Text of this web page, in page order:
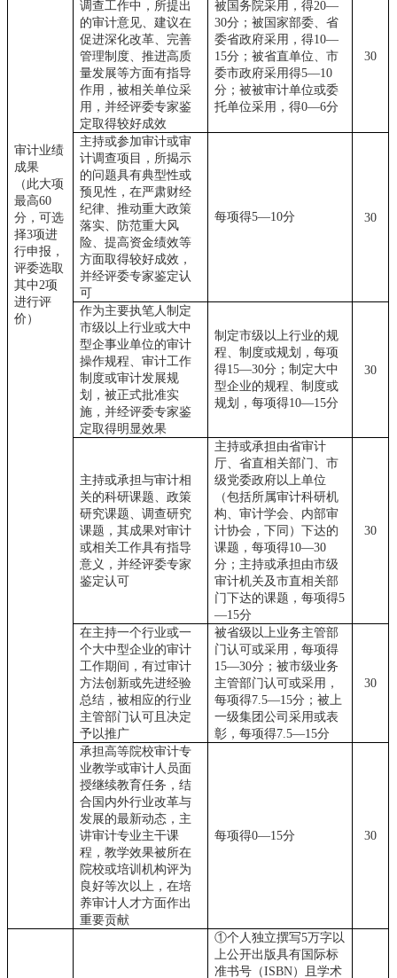
审计业绩
成果
（此大项
最高60
分，可选
择3项进
行申报，
评委选取
其中2项
进行评
价）
调查工作中，所提出
的审计意见、建议在
促进深化改革、完善
管理制度、推进高质
量发展等方面有指导
作用，被相关单位采
用，并经评委专家鉴
定取得较好成效
被国务院采用，得20—
30分；被国家部委、省
委省政府采用，得10—
15分；被省直单位、市
委市政府采用得5—10
分；被被审计单位或委
托单位采用，得0—6分
30
主持或参加审计或审
计调查项目，所揭示
的问题具有典型性或
预见性，在严肃财经
纪律、推动重大政策
落实、防范重大风
险、提高资金绩效等
方面取得较好成效，
并经评委专家鉴定认
可
每项得5—10分 30
作为主要执笔人制定
市级以上行业或大中
型企事业单位的审计
操作规程、审计工作
制度或审计发展规
划，被正式批准实
施，并经评委专家鉴
定取得明显效果
制定市级以上行业的规
程、制度或规划，每项
得15—30分；制定大中
型企业的规程、制度或
规划，每项得10—15分
30
主持或承担与审计相
关的科研课题、政策
研究课题、调查研究
课题，其成果对审计
或相关工作具有指导
意义，并经评委专家
鉴定认可
主持或承担由省审计
厅、省直相关部门、市
级党委政府以上单位
（包括所属审计科研机
构、审计学会、内部审
计协会，下同）下达的
课题，每项得10—30
分；主持或承担由市级
审计机关及市直相关部
门下达的课题，每项得5
—15分
30
在主持一个行业或一
个大中型企业的审计
工作期间，有过审计
方法创新或先进经验
总结，被相应的行业
主管部门认可且决定
予以推广
被省级以上业务主管部
门认可或采用，每项得
15—30分；被市级业务
主管部门认可或采用，
每项得7.5—15分；被上
一级集团公司采用或表
彰，每项得7.5—15分
30
承担高等院校审计专
业教学或审计人员面
授继续教育任务，结
合国内外行业改革与
发展的最新动态，主
讲审计专业主干课
程，教学效果被所在
院校或培训机构评为
良好等次以上，在培
养审计人才方面作出
重要贡献
每项得0—15分 30
①个人独立撰写5万字以
上公开出版具有国际标
准书号（ISBN）且学术